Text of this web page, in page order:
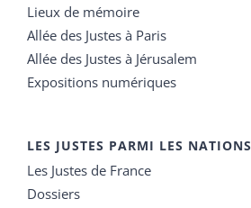
Lieux de mémoire
Allée des Justes à Paris
Allée des Justes à Jérusalem
Expositions numériques
LES JUSTES PARMI LES NATIONS
Les Justes de France
Dossiers